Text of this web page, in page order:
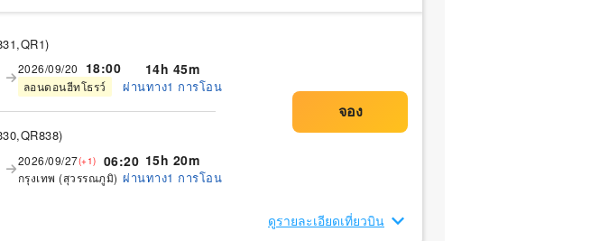
)
2026/09/20 18:00
ลอนดอนฮีทโธรว์
14h 45m
ผ่านทาง1 การโอน
)
2026/09/27(+1) 06:20
กรุงเทพ (สุวรรณภูมิ)
15h 20m
ผ่านทาง1 การโอน
ดูรายละเอียดเที่ยวบิน